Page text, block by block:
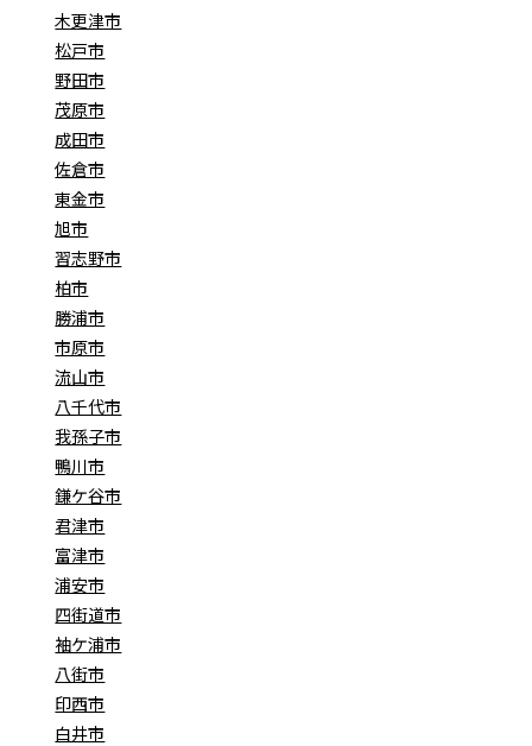
木更津市
松戸市
野田市
茂原市
成田市
佐倉市
東金市
旭市
習志野市
柏市
勝浦市
市原市
流山市
八千代市
我孫子市
鴨川市
鎌ケ谷市
君津市
富津市
浦安市
四街道市
袖ケ浦市
八街市
印西市
白井市